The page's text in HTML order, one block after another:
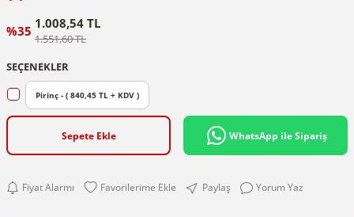
%35 1.008,54 TL
1.551,60 TL
SEÇENEKLER
Pirinç - ( 840,45 TL + KDV )
Sepete Ekle WhatsApp ile Sipariş
Fiyat Alarmı Paylaş Yorum Yaz